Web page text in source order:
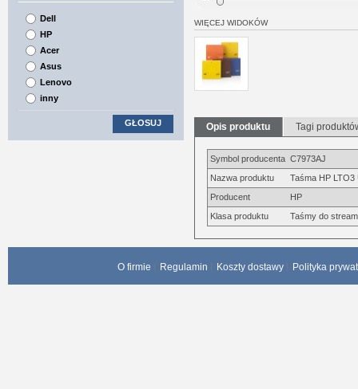
WIĘCEJ WIDOKÓW
Opis produktu Tagi
Symbol producenta C7973AJ
Nazwa produktu
Taśma HP
Producent
HP
Klasa produktu
Taśmy do
Dell
HP
Acer
Asus
Lenovo
inny
GŁOSUJ
O firmie Regulamin Koszty dostawy Polityka